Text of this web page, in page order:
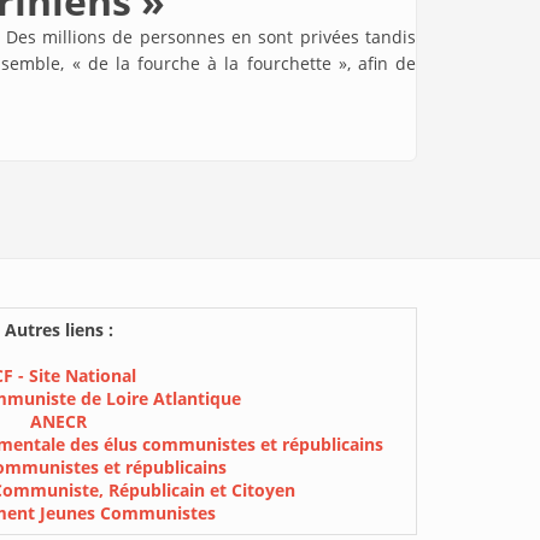
millions de personnes en sont privées tandis
« de la fourche à la fourchette », afin de
Autres liens :
- Site National
de Loire Atlantique
ANECR
des élus communistes et républicains
et républicains
Républicain et Citoyen
Jeunes Communistes